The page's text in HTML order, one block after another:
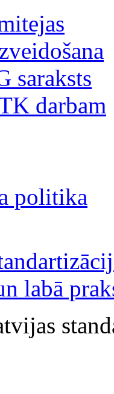
saraksts
darbam
politika
labā